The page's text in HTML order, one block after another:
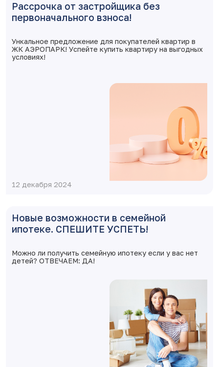
Рассрочка от застройщика без
первоначального взноса!
Ункальное предложение для покупателей квартир в
ЖК АЭРОПАРК! Успейте купить квартиру на выгодных
условиях!
12 декабря 2024
Новые возможности в семейной
ипотеке. СПЕШИТЕ УСПЕТЬ!
Можно ли получить семейную ипотеку если у вас нет
детей? ОТВЕЧАЕМ: ДА!